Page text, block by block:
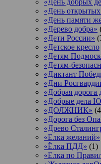
«День открытых
«День памяти
«Дерево добра»
«Дети России»
«Детское кресло
«Детям
«Детям-
«Диктант
«Дни
«Добрая дорога
«Добрые дела
«ДОЛЖНИК»
«Дорога без
«Древо
«Елка желаний»
«Ёлка ПДД» (1)
«Елка по